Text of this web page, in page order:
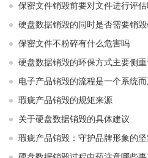
保密文件销毁前要对文件进行评
硬盘数据销毁的同时是否需要销
保密文件不粉碎有什么危害吗
硬盘数据销毁的环保方式主要侧重
电子产品销毁的流程是一个系统
瑕疵产品销毁的规矩来源
关于硬盘数据销毁的具体建议
瑕疵产品销毁：守护品牌形象的